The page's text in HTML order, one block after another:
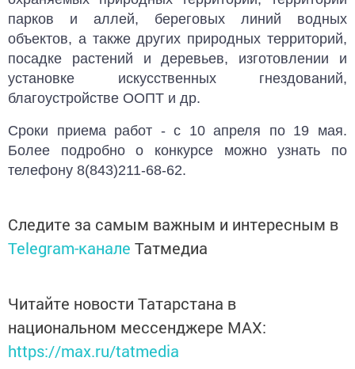
парков и аллей, береговых линий водных
объектов, а также других природных территорий,
посадке растений и деревьев, изготовлении и
установке искусственных гнездований,
благоустройстве ООПТ и др.
Сроки приема работ - с 10 апреля по 19 мая.
Более подробно о конкурсе можно узнать по
телефону 8(843)211-68-62.
Следите за самым важным и интересным в
Telegram-канале Татмедиа
Читайте новости Татарстана в
национальном мессенджере MАХ:
https://max.ru/tatmedia